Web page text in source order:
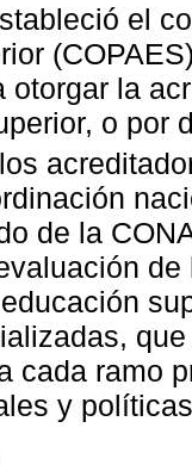
el
otorgar la
o por
de la
cada ramo
y